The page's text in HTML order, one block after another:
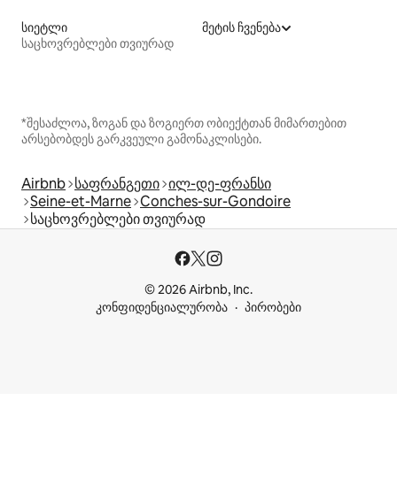
სიეტლი
საცხოვრებლები თვიურად
მეტის ჩვენება
*შესაძლოა, ზოგან და ზოგიერთ ობიექტთან მიმართებით
არსებობდეს გარკვეული გამონაკლისები.
Airbnb საფრანგეთი ილ-დე-ფრანსი
Seine-et-Marne Conches-sur-Gondoire
საცხოვრებლები თვიურად
© 2026 Airbnb, Inc.
კონფიდენციალურობა
პირობები